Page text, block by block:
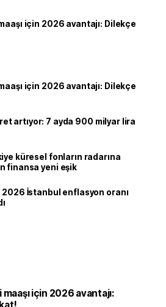
için 2026 avantajı: Dilekçe
için 2026 avantajı: Dilekçe
artıyor: 7 ayda 900 milyar lira
küresel fonların radarına
finansa yeni eşik
2026 İstanbul enflasyon oranı
için 2026 avantajı: